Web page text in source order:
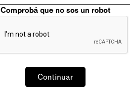
Comprobá que no sos un robot